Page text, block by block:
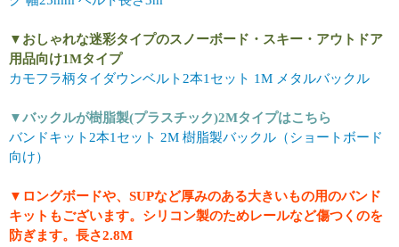
▼おしゃれな迷彩タイプのスノーボード・スキー・アウトドア
用品向け1Mタイプ
カモフラ柄タイダウンベルト2本1セット 1M メタルバックル
▼バックルが樹脂製(プラスチック)2Mタイプはこちら
バンドキット2本1セット 2M 樹脂製バックル（ショートボード
向け）
▼ロングボードや、SUPなど厚みのある大きいもの用のバンド
キットもございます。シリコン製のためレールなど傷つくのを
防ぎます。長さ2.8M